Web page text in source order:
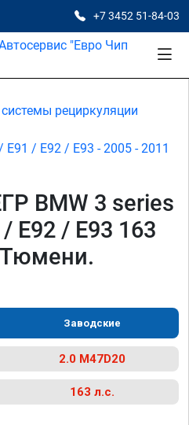
+7 3452 51-84-03
рециркуляции
E91 / E92 / E93 - 2005 - 2011
BMW 3 series
E92 / E93 163
Тюмени.
Заводские
2.0 M47D20
163 л.с.